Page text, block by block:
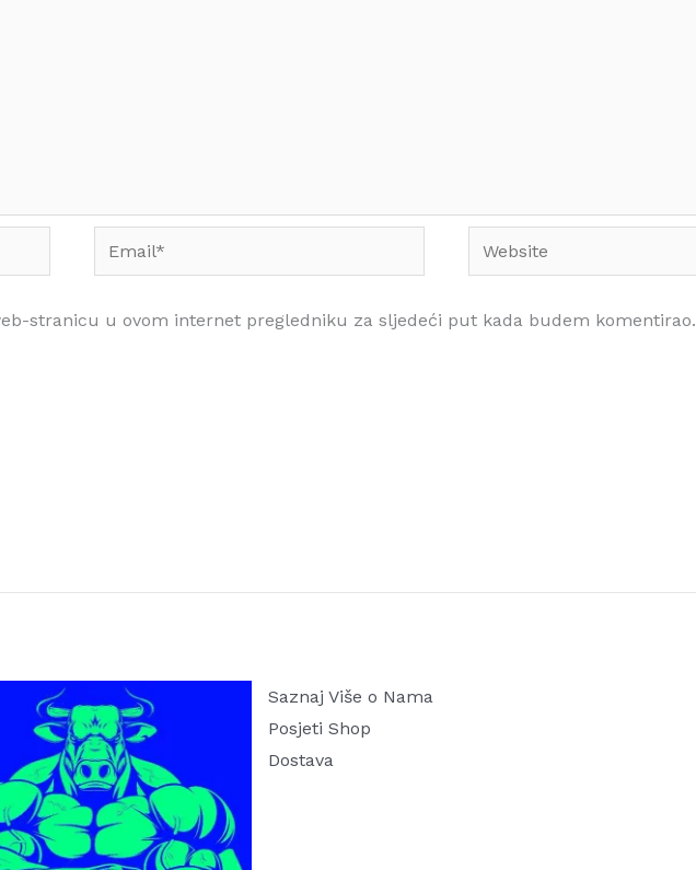
Email* Website
stranicu u ovom internet pregledniku za sljedeći put kada budem komentirao.
Saznaj Više o Nama
Posjeti Shop
Dostava